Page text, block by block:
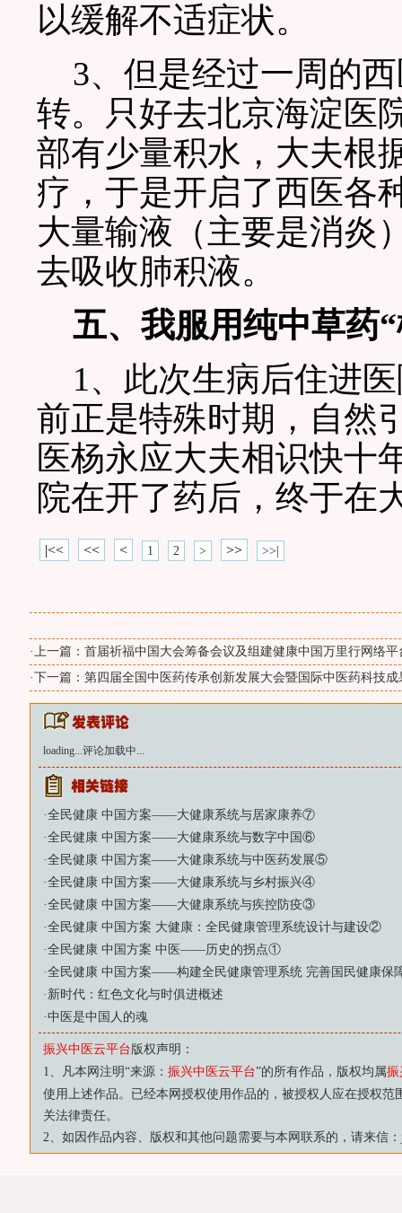
以缓解不适症状。
3、但是经过一周的西
转。只好去北京海淀医
部有少量积水，大夫根
疗，于是开启了西医各
大量输液（主要是消炎
去吸收肺积液。
五、我服用纯中草药
1、此次生病后住进医
前正是特殊时期，自然
医杨永应大夫相识快十
院在开了药后，终于在
|<< << < 1 2 > >> >>|
·上一篇： 首届祈福中国大会筹备会议及组建健康中国万里行网络
·下一篇： 第四届全国中医药传承创新发展大会暨国际中医药科技
loading...评论加载中...
·全民健康 中国方案——大健康系统与居家康养⑦
·全民健康 中国方案——大健康系统与数字中国⑥
·全民健康 中国方案——大健康系统与中医药发展⑤
·全民健康 中国方案——大健康系统与乡村振兴④
·全民健康 中国方案——大健康系统与疾控防疫③
·全民健康 中国方案 大健康：全民健康管理系统设计与建设②
·全民健康 中国方案 中医——历史的拐点①
·全民健康 中国方案——构建全民健康管理系统 完善国民健康保
· 新时代：红色文化与时俱进概述
·中医是中国人的魂
振兴中医云平台版权声明：
1、凡本网注明“来源： 振兴中医云平台”的所有作品，版权均属振
使用上述作品。已经本网授权使用作品的，被授权人应在授权范
关法律责任。
2、如因作品内容、版权和其他问题需要与本网联系的，请来信：